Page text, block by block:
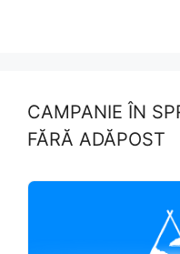
CAMPANIE ÎN
FĂRĂ ADĂPOST